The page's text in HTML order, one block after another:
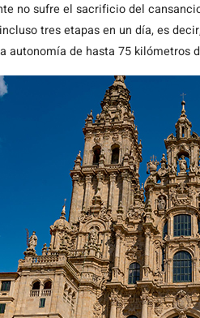
no sufre el sacrificio del
tres etapas en un día, es
autonomía de hasta 75 kilómetros